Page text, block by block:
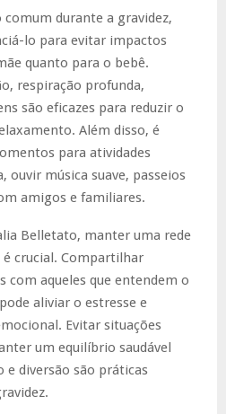
comum durante a gravidez,
lo para evitar impactos
quanto para o bebê.
respiração profunda,
são eficazes para reduzir o
Além disso, é
para atividades
ouvir música suave, passeios
amigos e familiares.
Belletato, manter uma rede
crucial. Compartilhar
com aqueles que entendem o
aliviar o estresse e
Evitar situações
um equilíbrio saudável
e diversão são práticas